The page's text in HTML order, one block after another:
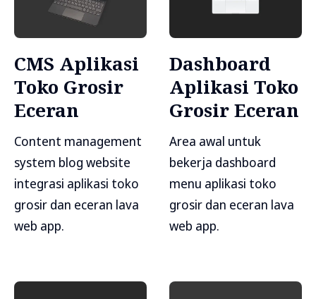
CMS Aplikasi
Toko Grosir
Eceran
Content management
system blog website
integrasi aplikasi toko
grosir dan eceran lava
web app.
Dashboard
Aplikasi Toko
Grosir Eceran
Area awal untuk
bekerja dashboard
menu aplikasi toko
grosir dan eceran lava
web app.